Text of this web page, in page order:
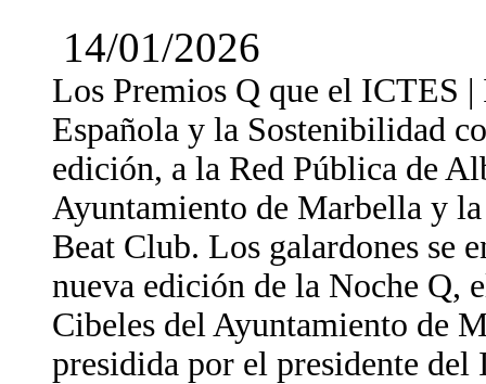
14/01/2026
Los Premios Q que el ICTES
Española y la Sostenibilidad
edición, a la Red Pública de
Ayuntamiento de Marbella y
Beat Club. Los galardones se
nueva edición de la Noche Q,
Cibeles del Ayuntamiento de
presidida por el presidente